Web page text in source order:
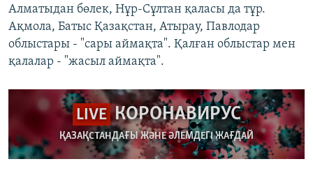
Алматыдан бөлек, Нұр-Сұлтан қаласы да тұр.
Ақмола, Батыс Қазақстан, Атырау, Павлодар
облыстары - "сары аймақта". Қалған облыстар мен
қалалар - "жасыл аймақта".
LIVE КОРОНАВИРУС
ҚАЗАҚСТАНДАҒЫ ЖӘНЕ ӘЛЕМДЕГІ ЖАҒДАЙ